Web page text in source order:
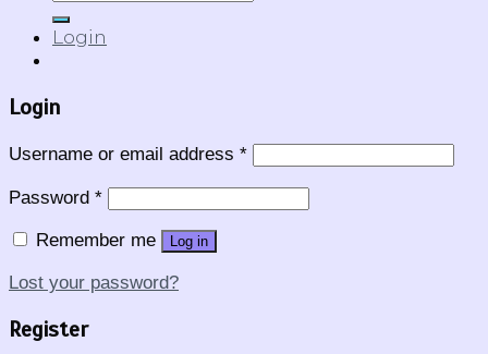
Login
Login
Username or email address *
Password *
Remember me
Log in
Lost your password?
Register